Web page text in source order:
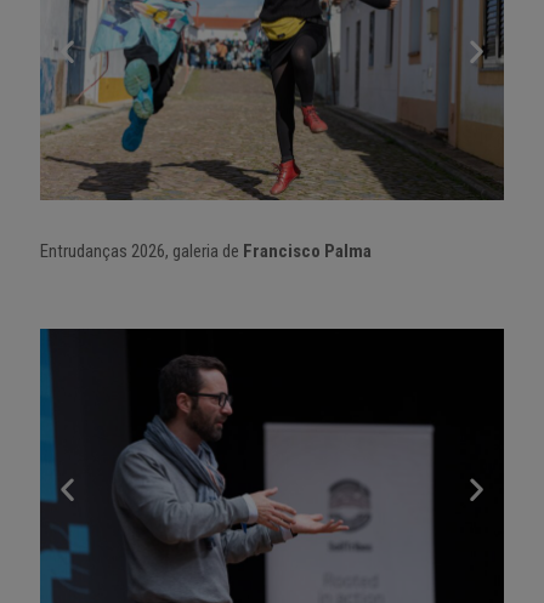
Entrudanças 2026, galeria de Francisco Palma